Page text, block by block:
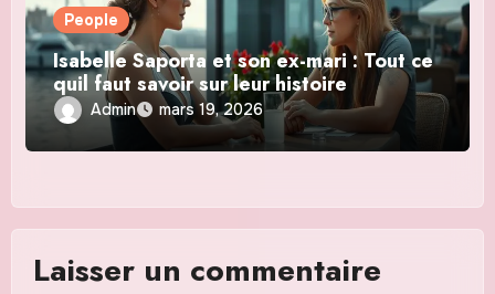
People
Isabelle Saporta et son ex-mari : Tout ce
quil faut savoir sur leur histoire
Admin mars 19, 2026
Laisser un commentaire